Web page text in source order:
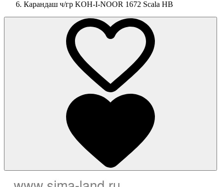
Карандаш ч/гр KOH-I-NOOR 1672 Scala HB